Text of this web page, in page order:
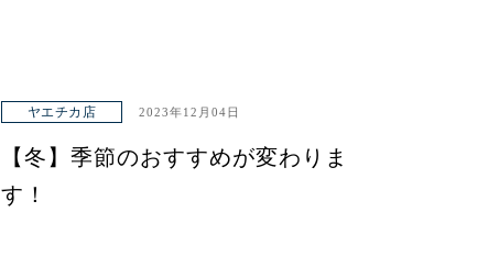
ヤエチカ店 2023年12月04日
【冬】季節のおすすめが変わりま
す！